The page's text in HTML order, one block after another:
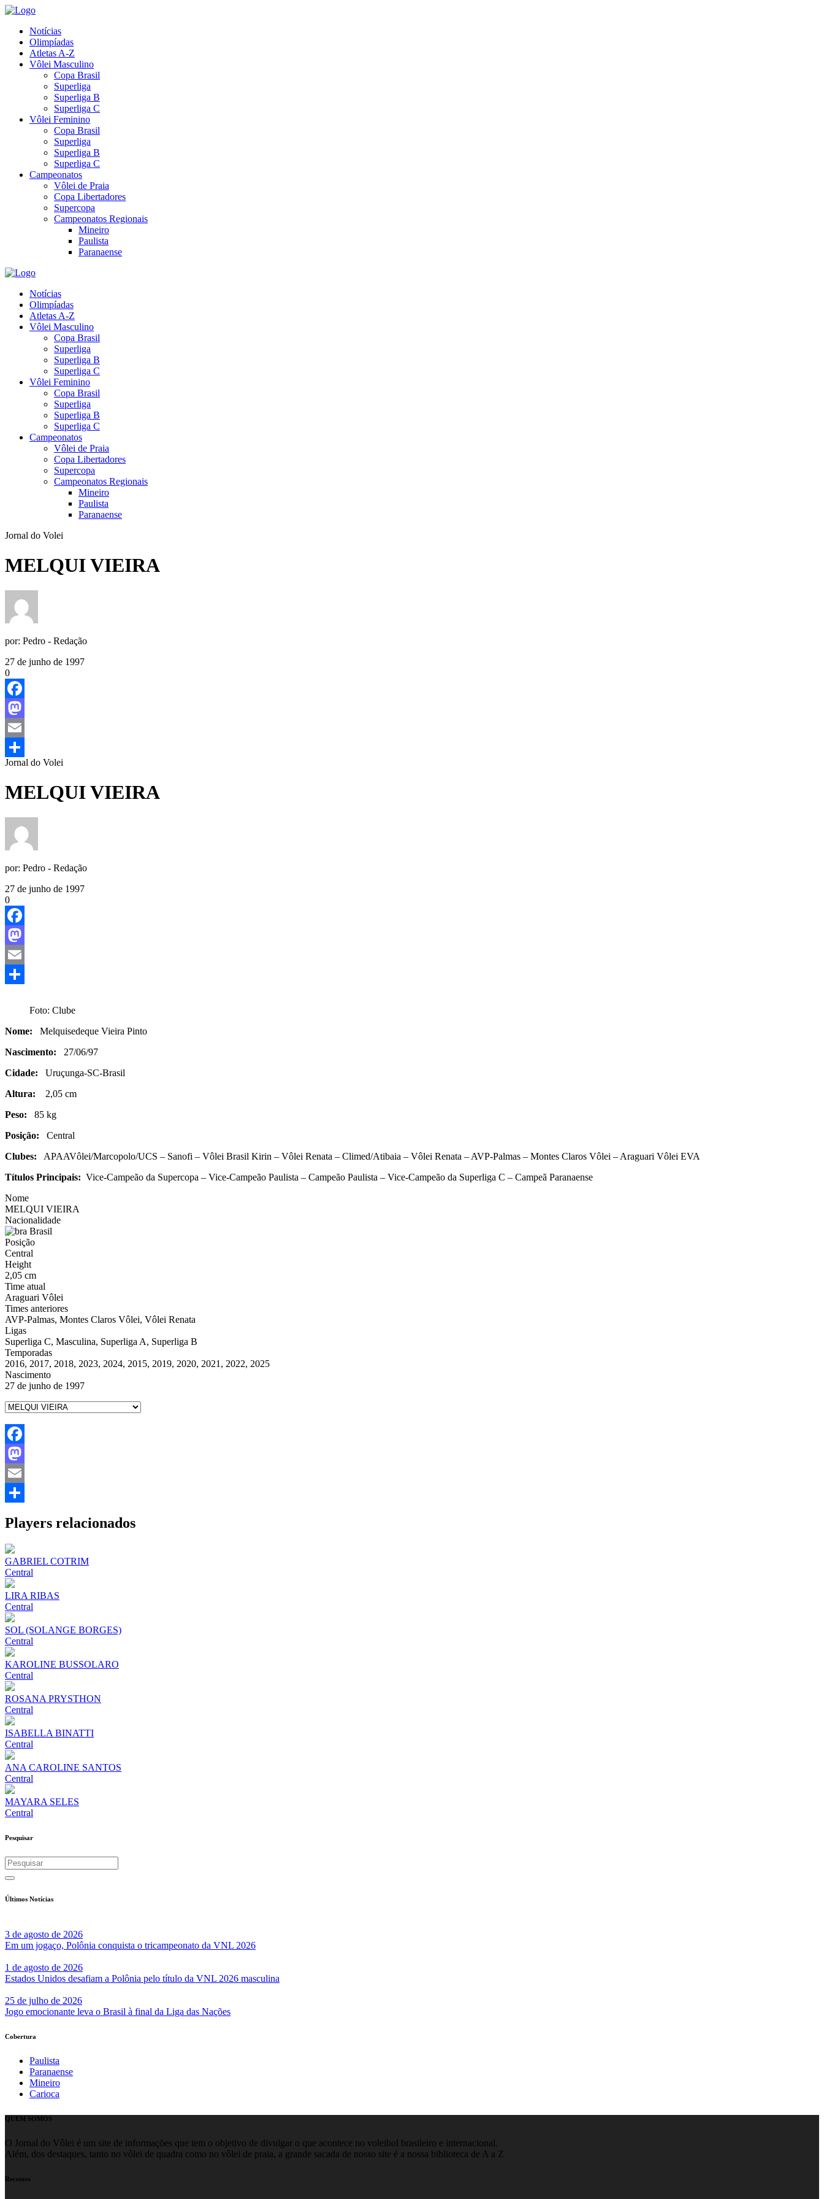
Notícias
Olimpíadas
Atletas A-Z
Vôlei Masculino
Copa Brasil
Superliga
Superliga B
Superliga C
Vôlei Feminino
Copa Brasil
Superliga
Superliga B
Superliga C
Campeonatos
Vôlei de Praia
Copa Libertadores
Supercopa
Campeonatos Regionais
Mineiro
Paulista
Paranaense
Notícias
Olimpíadas
Atletas A-Z
Vôlei Masculino
Copa Brasil
Superliga
Superliga B
Superliga C
Vôlei Feminino
Copa Brasil
Superliga
Superliga B
Superliga C
Campeonatos
Vôlei de Praia
Copa Libertadores
Supercopa
Campeonatos Regionais
Mineiro
Paulista
Paranaense
Jornal do Volei
MELQUI VIEIRA
por: Pedro - Redação
27 de junho de 1997
0
Facebook
Mastodon
Email
Share
Jornal do Volei
MELQUI VIEIRA
por: Pedro - Redação
27 de junho de 1997
0
Facebook
Mastodon
Email
Foto: Clube
Nome: Melquisedeque Vieira Pinto
Nascimento: 27/06/97
Cidade: Uruçunga-SC-Brasil
Altura: 2,05 cm
Peso: 85 kg
Posição: Central
Clubes: APAAVôlei/Marcopolo/UCS – Sanofi – Vôlei Brasil Kirin – Vôlei Renata – Climed/Atibaia – Vôlei Renata – AVP-Palmas – Montes Claros Vôlei – Araguari Vôlei EVA
Títulos Principais: Vice-Campeão da Supercopa – Vice-Campeão Paulista – Campeão Paulista – Vice-Campeão da Superliga C – Campeã Paranaense
Nome
MELQUI VIEIRA
Nacionalidade
Brasil
Posição
Central
Height
2,05 cm
Time atual
Araguari Vôlei
Times anteriores
AVP-Palmas, Montes Claros Vôlei, Vôlei Renata
Ligas
Superliga C, Masculina, Superliga A, Superliga B
Temporadas
2016, 2017, 2018, 2023, 2024, 2015, 2019, 2020, 2021, 2022, 2025
Nascimento
27 de junho de 1997
Facebook
Mastodon
Email
Players relacionados
GABRIEL COTRIM
Central
LIRA RIBAS
Central
SOL (SOLANGE BORGES)
Central
KAROLINE BUSSOLARO
Central
ROSANA PRYSTHON
Central
ISABELLA BINATTI
Central
ANA CAROLINE SANTOS
Central
MAYARA SELES
Central
Pesquisar
Últimos Notícias
3 de agosto de 2026
Em um jogaço, Polônia conquista o tricampeonato da VNL 2026
1 de agosto de 2026
Estados Unidos desafiam a Polônia pelo título da VNL 2026 masculina
25 de julho de 2026
Jogo emocionante leva o Brasil à final da Liga das Nações
Cobertura
Paulista
Paranaense
Mineiro
Carioca
QUEM SOMOS
O Jornal do Vôlei é um site de informações que tem o objetivo de divulgar o que acontece no voleibol brasileiro e internacional.
Além, dos destaques, tanto no vôlei de quadra como no vôlei de praia, a grande sacada de nosso site é a nossa biblioteca de A a Z
Recentes